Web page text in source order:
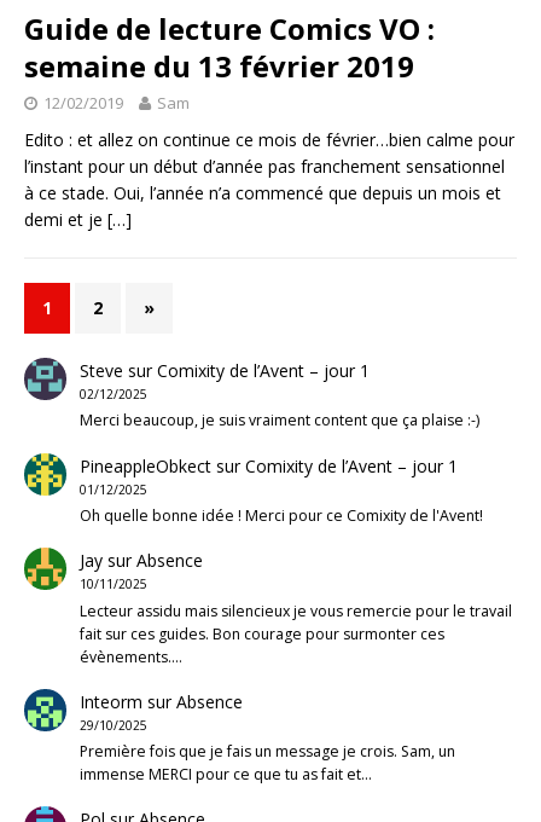
Guide de lecture Comics VO :
semaine du 13 février 2019
12/02/2019 Sam
Edito : et allez on continue ce mois de février…bien calme pour
l’instant pour un début d’année pas franchement sensationnel
à ce stade. Oui, l’année n’a commencé que depuis un mois et
demi et je […]
1 2 »
Steve surComixity de l’Avent – jour 1
02/12/2025
Merci beaucoup, je suis vraiment content que ça plaise :-)
PineappleObkectsurComixity de l’Avent – jour 1
01/12/2025
Oh quelle bonne idée ! Merci pour ce Comixity de l'Avent!
JaysurAbsence
10/11/2025
Lecteur assidu mais silencieux je vous remercie pour le travail
fait sur ces guides. Bon courage pour surmonter ces
évènements.…
Inteorm surAbsence
29/10/2025
Première fois que je fais un message je crois. Sam, un
immense MERCI pour ce que tu as fait et…